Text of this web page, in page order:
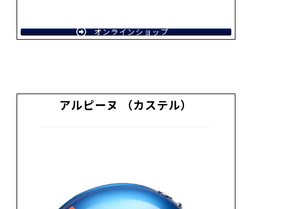
オンラインショップ
アルピーヌ （カステル）